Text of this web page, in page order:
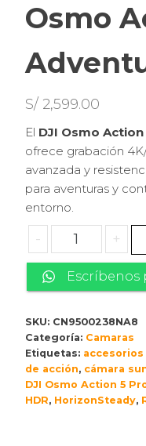
Osmo
S/2,599.00
El DJI Osmo
ofrece grabación
avanzada y
para aventuras y
entorno.
-
Osmo
Action
5
Pro
Combo
cantidad
+
Escríbenos
SKU: CN9500238NA8
Categoría: Camaras
Etiquetas: accesorios
de acción, cámara
DJI Osmo Action 5
HDR, HorizonSteady,